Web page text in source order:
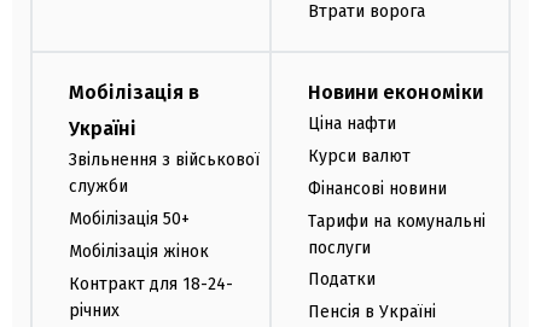
Втрати ворога
Мобілізація в
Україні
Звільнення з військової
служби
Мобілізація 50+
Мобілізація жінок
Контракт для 18-24-
річних
Новини економіки
Ціна нафти
Курси валют
Фінансові новини
Тарифи на комунальні
послуги
Податки
Пенсія в Україні